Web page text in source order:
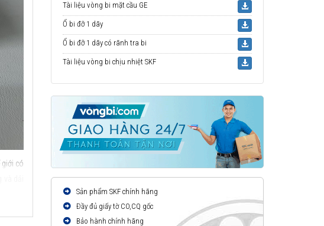
giới có
Tài liệu vòng bi mặt cầu GE
Ổ bi đỡ 1 dãy
Ổ bi đỡ 1 dãy có rãnh tra bi
Tài liệu vòng bi chịu nhiệt SKF
Sản phẩm SKF chính hãng
Đầy đủ giấy tờ CO,CQ gốc
Bảo hành chính hãng